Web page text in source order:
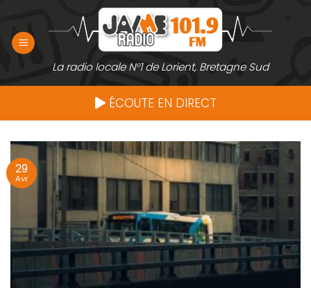
contenu
La radio locale N°1 de Lorient, Bretagne Sud
ÉCOUTE EN DIRECT
29
Avr